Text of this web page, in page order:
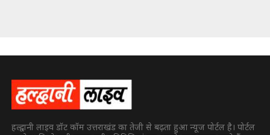
हल्द्वानी लाइव डॉट कॉम उत्तराखंड का तेजी से बढ़ता हुआ न्यूज पोर्टल है। पोर्टल